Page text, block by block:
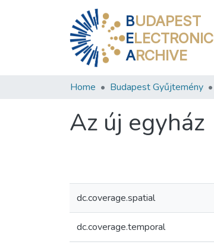
BUDAPEST
ELECTRONIC
ARCHIVE
Home Budapest Gyűjtemény
Az új egyház
dc.coverage.spatial
dc.coverage.temporal